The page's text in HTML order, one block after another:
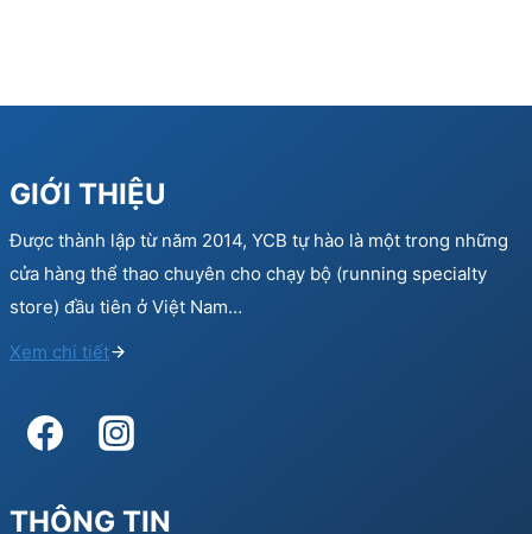
GIỚI THIỆU
Được thành lập từ năm 2014, YCB tự hào là một trong những
cửa hàng thể thao chuyên cho chạy bộ (running specialty
store) đầu tiên ở Việt Nam…
Xem chi tiết
THÔNG TIN